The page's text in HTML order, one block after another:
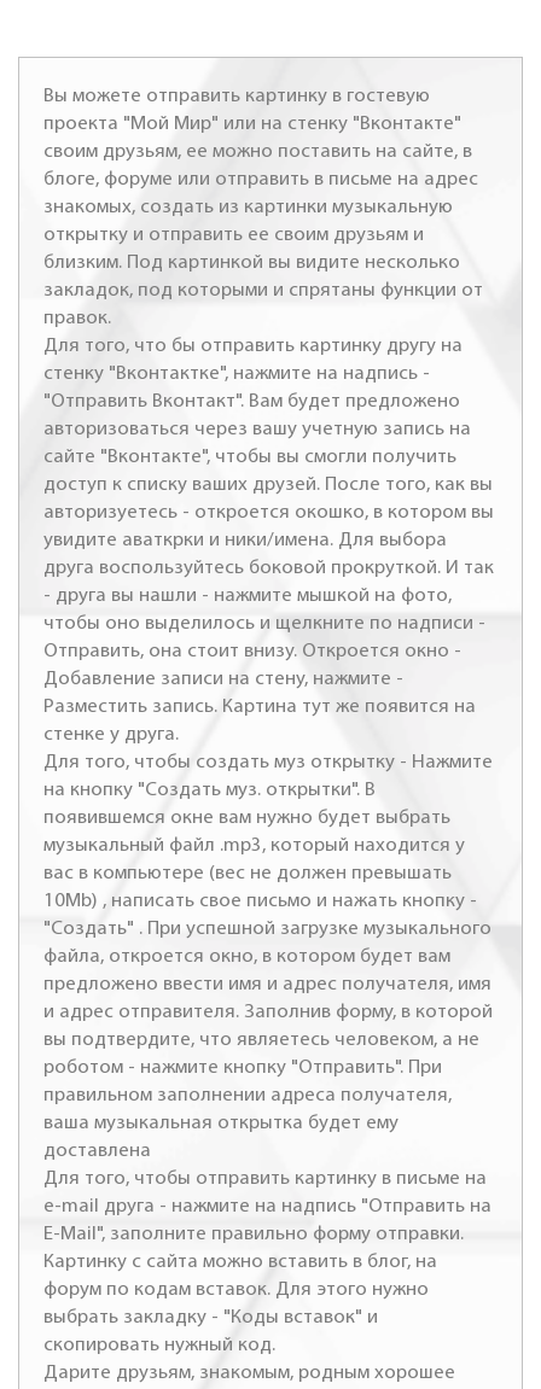
Вы можете отправить картинку в гостевую
проекта "Мой Мир" или на стенку "Вконтакте"
своим друзьям, ее можно поставить на сайте, в
блоге, форуме или отправить в письме на адрес
знакомых, создать из картинки музыкальную
открытку и отправить ее своим друзьям и
близким. Под картинкой вы видите несколько
закладок, под которыми и спрятаны функции от
правок.
Для того, что бы отправить картинку другу на
стенку "Вконтактке", нажмите на надпись -
"Отправить Вконтакт". Вам будет предложено
авторизоваться через вашу учетную запись на
сайте "Вконтакте", чтобы вы смогли получить
доступ к списку ваших друзей. После того, как вы
авторизуетесь - откроется окошко, в котором вы
увидите аваткрки и ники/имена. Для выбора
друга воспользуйтесь боковой прокруткой. И так
- друга вы нашли - нажмите мышкой на фото,
чтобы оно выделилось и щелкните по надписи -
Отправить, она стоит внизу. Откроется окно -
Добавление записи на стену, нажмите -
Разместить запись. Картина тут же появится на
стенке у друга.
Для того, чтобы создать муз открытку - Нажмите
на кнопку "Создать муз. открытки". В
появившемся окне вам нужно будет выбрать
музыкальный файл .mp3, который находится у
вас в компьютере (вес не должен превышать
10Mb) , написать свое письмо и нажать кнопку -
"Создать" . При успешной загрузке музыкального
файла, откроется окно, в котором будет вам
предложено ввести имя и адрес получателя, имя
и адрес отправителя. Заполнив форму, в которой
вы подтвердите, что являетесь человеком, а не
роботом - нажмите кнопку "Отправить". При
правильном заполнении адреса получателя,
ваша музыкальная открытка будет ему
доставлена
Для того, чтобы отправить картинку в письме на
e-mail друга - нажмите на надпись "Отправить на
E-Mail", заполните правильно форму отправки.
Картинку с сайта можно вставить в блог, на
форум по кодам вставок. Для этого нужно
выбрать закладку - "Коды вставок" и
скопировать нужный код.
Дарите друзьям, знакомым, родным хорошее